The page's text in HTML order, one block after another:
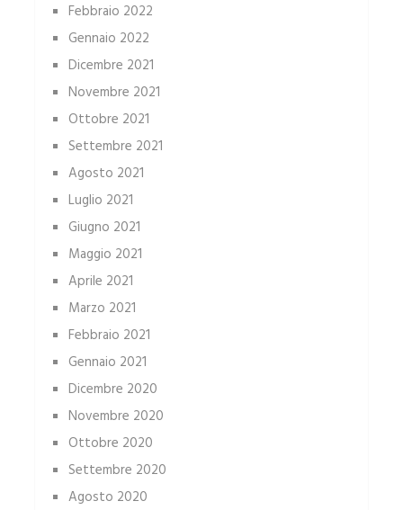
Febbraio 2022
Gennaio 2022
Dicembre 2021
Novembre 2021
Ottobre 2021
Settembre 2021
Agosto 2021
Luglio 2021
Giugno 2021
Maggio 2021
Aprile 2021
Marzo 2021
Febbraio 2021
Gennaio 2021
Dicembre 2020
Novembre 2020
Ottobre 2020
Settembre 2020
Agosto 2020